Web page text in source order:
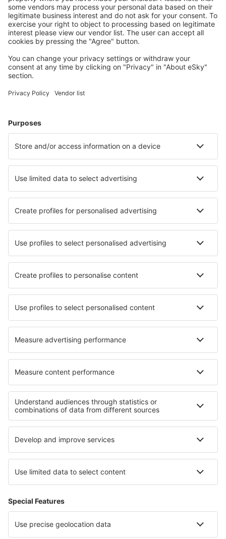
Economiseşte mai mult
Prețuri atractive și oferte speciale pentru utilizatorii
conectați.
Cazarea preferată
apartamente și altele.
Cele mai căutate hoteluri de către utilizatorii eSky
Hoteluri în Groenlanda - Orașe populare
Hoteluri în Sisimiut Hoteluri în Nuuk
Hoteluri în Aasiaat Hoteluri în Ilulissat
Hoteluri în Qassimiut Hoteluri în Qaqoroq
Hoteluri în Nanortalik
Cele mai bune hoteluri - orașe
Hoteluri în Deltona Hoteluri în Petschnitzen
Hoteluri în Hermantown Hoteluri în Linthicum
Hoteluri în Sankt Andrä Hoteluri în Potistika
Hoteluri în Helen Hoteluri în Ziemupe
Cele mai bune hoteluri - regiuni
Hoteluri În Hunedoara județul
Hoteluri in Hont Hoteluri în Honduras